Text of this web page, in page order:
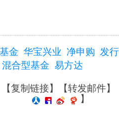
金 华宝兴业 净申购 发
混合型基金 易方达
复制链接】【转发邮件】
】